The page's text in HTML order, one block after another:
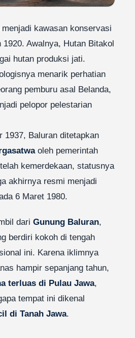
menjadi kawasan konservasi
Awalnya, Hutan Bitakol
hutan produksi jati.
menarik perhatian
pemburu asal Belanda,
pelopor pelestarian
1937, Baluran ditetapkan
oleh pemerintah
kemerdekaan, statusnya
akhirnya resmi menjadi
6 Maret 1980.
dari Gunung Baluran,
berdiri kokoh di tengah
ini. Karena iklimnya
hampir sepanjang tahun,
terluas di Pulau Jawa,
tempat ini dikenal
di Tanah Jawa.